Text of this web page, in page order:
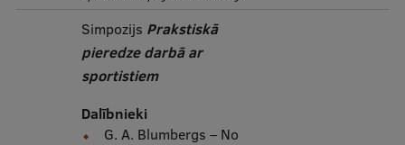
Simpozijs Prakstiskā
pieredze darbā ar
sportistiem
Dalībnieki
G. A. Blumbergs – No